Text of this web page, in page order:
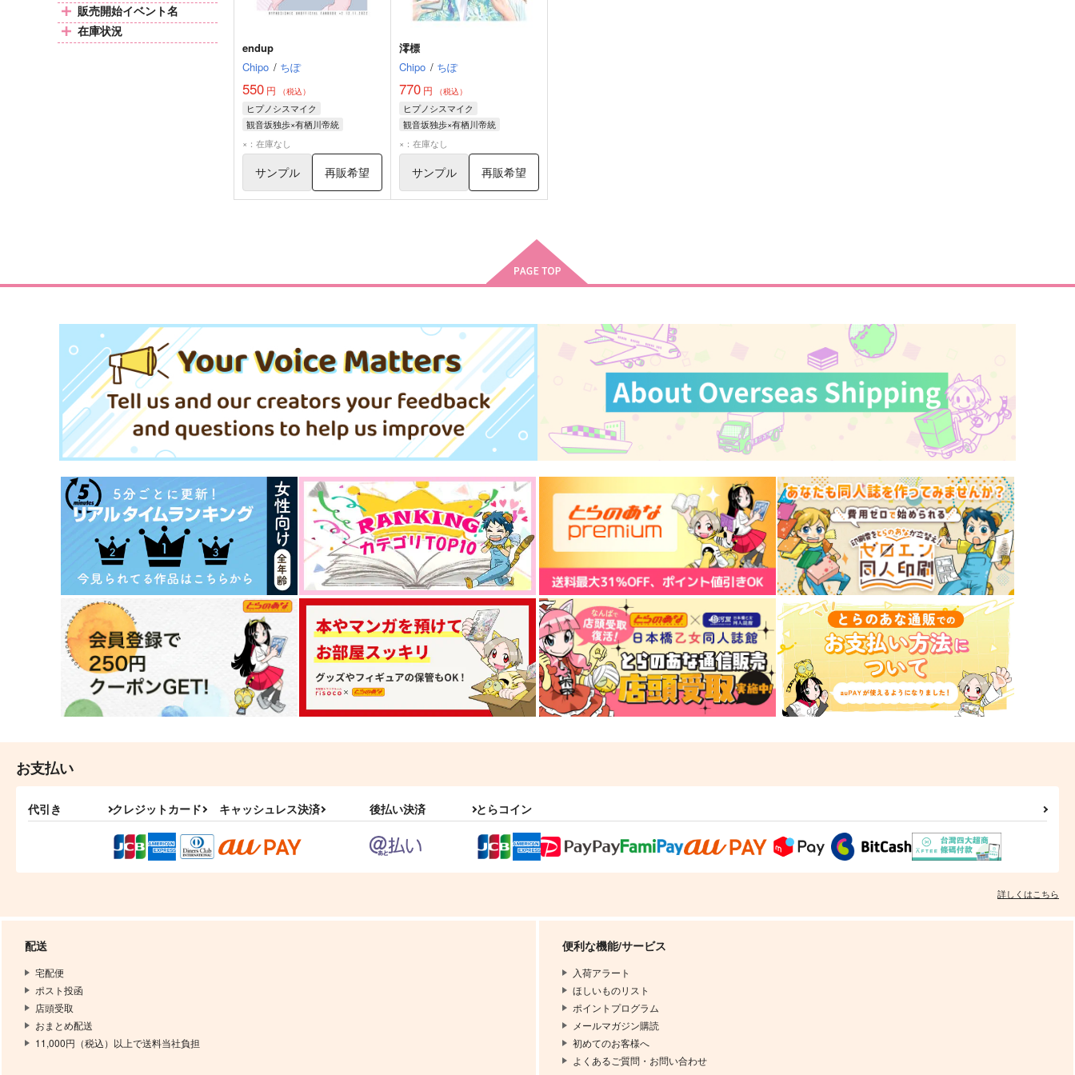
販売開始イベント名
在庫状況
endup
Chipo / ちぽ
550 円 （税込）
ヒプノシスマイク
観音坂独歩×有栖川帝統
有栖川帝統
×：在庫なし
サンプル 再販希望
澪標
Chipo / ちぽ
770円 （税込）
ヒプノシスマイク
観音坂独歩×有栖川帝統
有栖川帝統
×：在庫なし
サンプル 再販希望
お支払い
代引き クレジットカード キャッシュレス決済 後払い決済 とらコイン
詳しくはこちら
配送
宅配便
ポスト投函
店頭受取
おまとめ配送
11,000円（税込）以上で送料当社負担
便利な機能/サービス
入荷アラート
ほしいものリスト
ポイントプログラム
メールマガジン購読
初めてのお客様へ
よくあるご質問・お問い合わせ